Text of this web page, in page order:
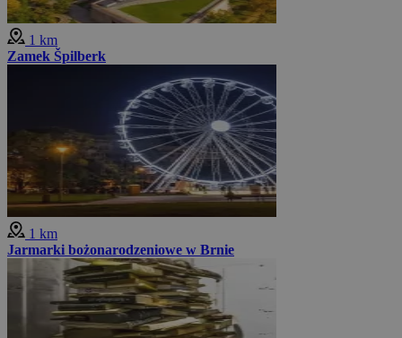
1 km
Zamek Špilberk
1 km
Jarmarki bożonarodzeniowe w Brnie